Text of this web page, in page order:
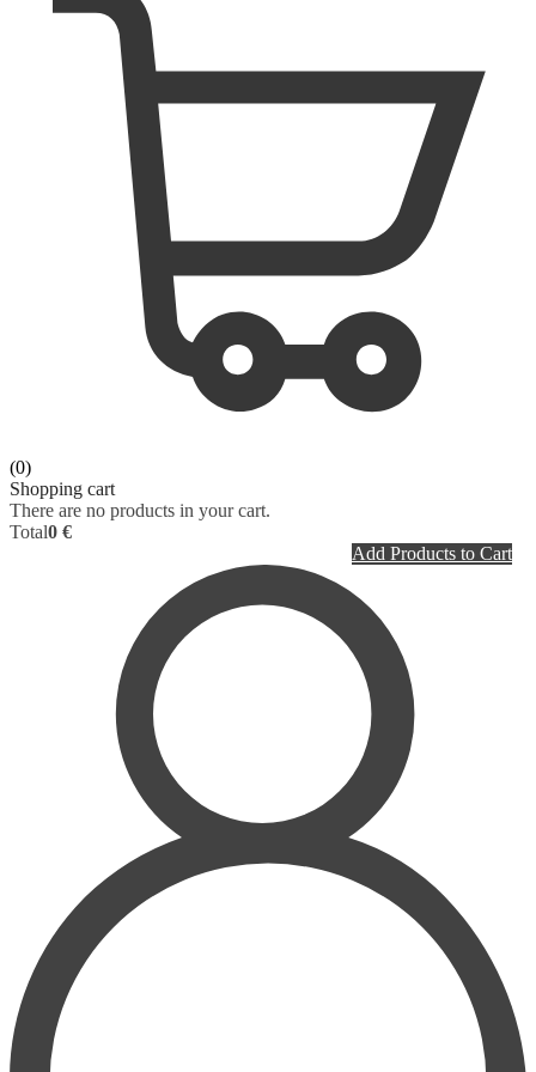
ORAL SURGERY
ORTHOPAEDICS
OTOLARYNGOLOGY
PATHOLOGY
PEDIATRICS - NEONATOLOGY
PHARMACOLOGY
PLASTIC SURGERY
PULMONOLOGY
RHEUMATOLOGY
RADIOLOGY
SURGERY
UROLOGY
HOMEPATHY
LABORATORY MEDICINE
SURGERY
VETERINARY
PHYSIOLOGY
(0)
Shopping cart
There are no products in your cart.
Total0 €
Add Products to Cart